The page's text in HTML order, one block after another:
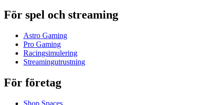
För spel och streaming
Astro Gaming
Pro Gaming
Racingsimulering
Streamingutrustning
För företag